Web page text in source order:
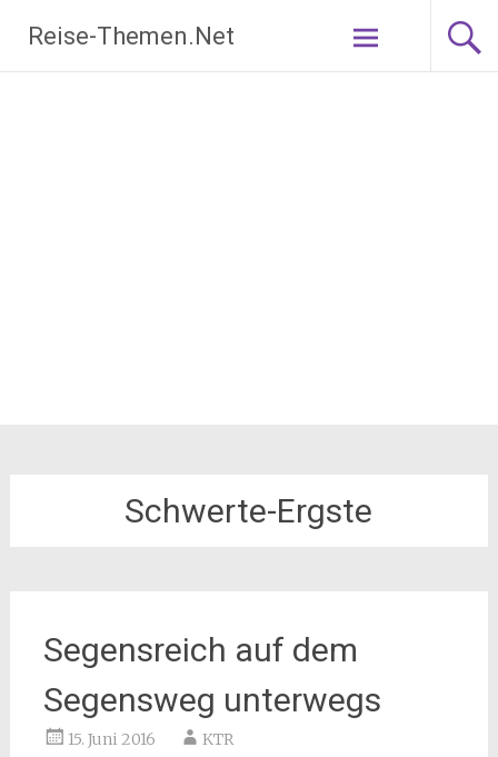
Inhalt
springen
Reise-Themen.Net
Schwerte-Ergste
Segensreich auf dem
Segensweg unterwegs
15. Juni 2016 KTR